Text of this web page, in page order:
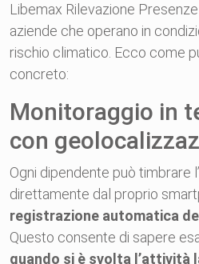
Libemax Rilevazione
aziende che operano in
rischio climatico. Ecco come
concreto:
Monitoraggio in
con
Ogni dipendente può timbrare
direttamente dal proprio
registrazione automatica
Questo consente di sapere
quando si è svolta l’attività